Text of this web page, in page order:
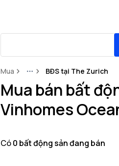
Mua MoreBĐS tại The Zurich
Mua bán bất
Vinhomes
Có0 bất động sảnđang bán